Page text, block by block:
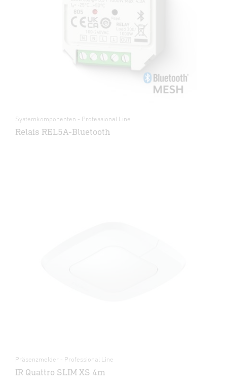
Systemkomponenten - Professional Line
Relais REL5A-Bluetooth
Präsenzmelder - Professional Line
IR Quattro SLIM XS 4m